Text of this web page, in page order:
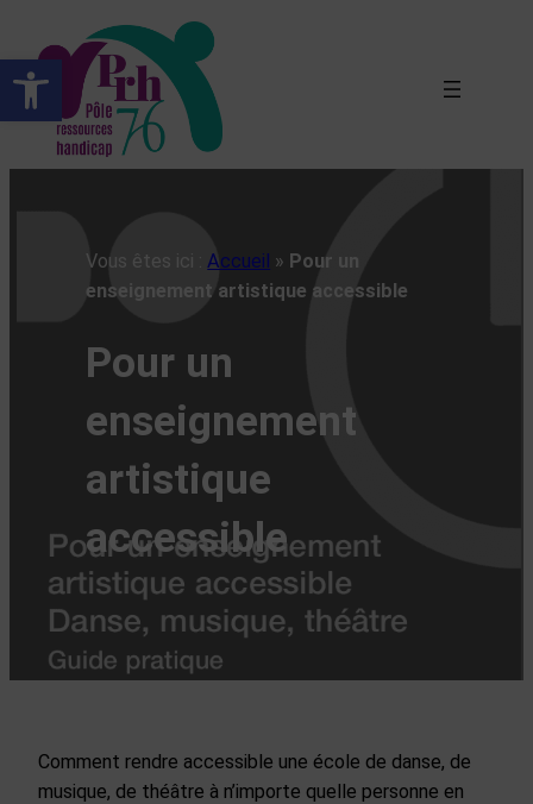
Ouvrir la barre d’outils
contenu
Vous êtes ici :Accueil » Pour un
enseignement artistique accessible
Pour un
enseignement
artistique
accessible
Comment rendre accessible une école de danse, de
musique, de théâtre à n’importe quelle personne en